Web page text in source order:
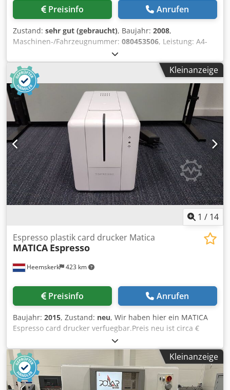
Preisinfo Anrufen
Zustand: sehr gut (gebraucht), Baujahr: 2008,
Maschinen-/Fahrzeugnummer: 080453506, Leistung: A4-
Broschüren (4-seitig schneiden, zentral rillen) 9
Bogen/Min. (540 Bogen/Std.) Crodpfxjv Ukgxo Al Dsf
Format: min 210 mm (breit) x 210 mm (lang) Max:320 mm
(breit) x 650 mm* (lang) Grammatur (gr./m): min 110/ max.
bis 300
Kleinanzeige
1 / 14
Heemskerk 423 km
Espresso plastik card drucker Matica
MATICA Espresso
Preisinfo Anrufen
Baujahr: 2015, Zustand: neu, Wir haben hier ein MATICA
Espresso card drucker verfuegbar.Preis neu ist circa €
1.599,- Jetzt verfuegbar fuer € 999,- Baujahr 2015 und hat
immer in unsere showroomn gestanden. Wir haben da
vielleicht 10 karten mit gedruckt und haben dann
entschieden das diese art systemen nicht bei unsere firma
gehoeren. Deswegen jetzt ein nagelneue verfuegbar Single
Kleinanzeige